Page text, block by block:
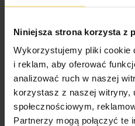
Niniejsza strona korzysta z
Wykorzystujemy pliki cookie
i reklam, aby oferować
analizować ruch w naszej
korzystasz z naszej witryny,
społecznościowym,
Partnerzy mogą połączyć te
Wysłany na09.05.2025
100%
Miękki, przyjemny,dobra cena
Wysłany na24.03.2025